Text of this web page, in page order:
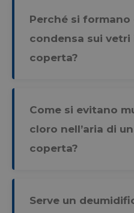
Perché si formano
condensa sui vetri
coperta?
Come si evitano
cloro nell’aria di
coperta?
Serve un